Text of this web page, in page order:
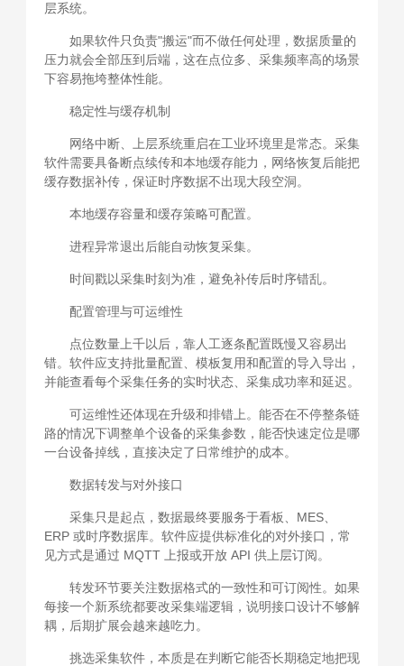
层系统。
如果软件只负责"搬运"而不做任何处理，数据质量的
压力就会全部压到后端，这在点位多、采集频率高的场景
下容易拖垮整体性能。
稳定性与缓存机制
网络中断、上层系统重启在工业环境里是常态。采集
软件需要具备断点续传和本地缓存能力，网络恢复后能把
缓存数据补传，保证时序数据不出现大段空洞。
本地缓存容量和缓存策略可配置。
进程异常退出后能自动恢复采集。
时间戳以采集时刻为准，避免补传后时序错乱。
配置管理与可运维性
点位数量上千以后，靠人工逐条配置既慢又容易出
错。软件应支持批量配置、模板复用和配置的导入导出，
并能查看每个采集任务的实时状态、采集成功率和延迟。
可运维性还体现在升级和排错上。能否在不停整条链
路的情况下调整单个设备的采集参数，能否快速定位是哪
一台设备掉线，直接决定了日常维护的成本。
数据转发与对外接口
采集只是起点，数据最终要服务于看板、MES、
ERP 或时序数据库。软件应提供标准化的对外接口，常
见方式是通过 MQTT 上报或开放 API 供上层订阅。
转发环节要关注数据格式的一致性和可订阅性。如果
每接一个新系统都要改采集端逻辑，说明接口设计不够解
耦，后期扩展会越来越吃力。
挑选采集软件，本质是在判断它能否长期稳定地把现